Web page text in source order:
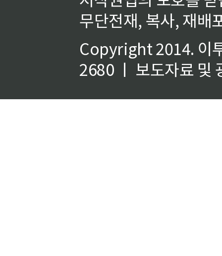
무단전재, 복사, 재배
Copyright 2014. 이
2680 ㅣ 보도자료